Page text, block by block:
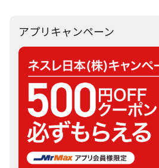
アプリキャンペーン